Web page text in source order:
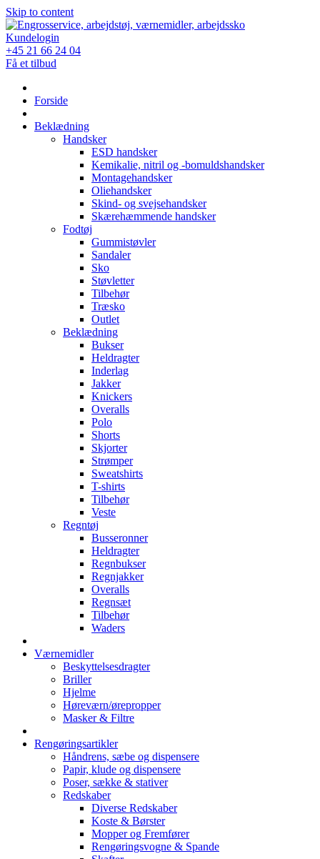
Skip to content
Kundelogin
+45 21 66 24 04
Få et tilbud
Forside
Beklædning
Handsker
ESD handsker
Kemikalie, nitril og -bomuldshandsker
Montagehandsker
Oliehandsker
Skind- og svejsehandsker
Skærehæmmende handsker
Fodtøj
Gummistøvler
Sandaler
Sko
Støvletter
Tilbehør
Træsko
Outlet
Beklædning
Bukser
Heldragter
Inderlag
Jakker
Knickers
Overalls
Polo
Shorts
Skjorter
Strømper
Sweatshirts
T-shirts
Tilbehør
Veste
Regntøj
Busseronner
Heldragter
Regnbukser
Regnjakker
Overalls
Regnsæt
Tilbehør
Waders
Værnemidler
Beskyttelsesdragter
Briller
Hjelme
Høreværn/ørepropper
Masker & Filtre
Rengøringsartikler
Håndrens, sæbe og dispensere
Papir, klude og dispensere
Poser, sække & stativer
Redskaber
Diverse Redskaber
Koste & Børster
Mopper og Fremfører
Rengøringsvogne & Spande